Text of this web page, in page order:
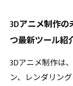
3Dアニメ制作
つ最新ツール紹
3Dアニメ制作は
ン、レンダリン